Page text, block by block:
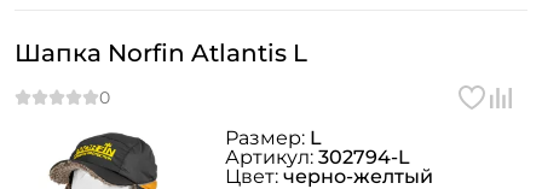
Шапка Norfin Atlantis L
Размер: L
Артикул: 302794-L
Цвет: черно-желтый